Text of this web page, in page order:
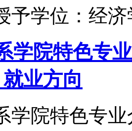
学位：经济
学院特色专
业方向
学院特色专